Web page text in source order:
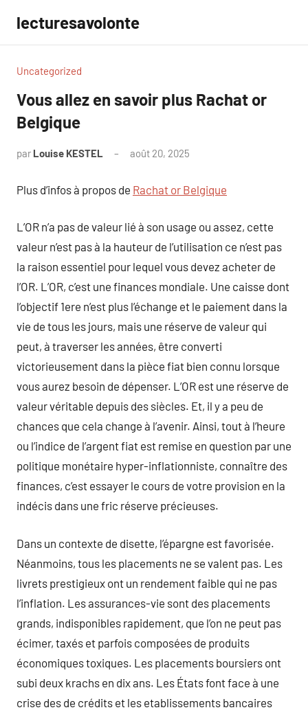
contenu
lecturesavolonte
Uncategorized
Vous allez en savoir plus Rachat or
Belgique
par Louise KESTEL août 20, 2025
Plus d’infos à propos de Rachat or Belgique
L’OR n’a pas de valeur lié à son usage ou assez, cette
valeur n’est pas à la hauteur de l’utilisation ce n’est pas
la raison essentiel pour lequel vous devez acheter de
l’OR. L’OR, c’est une finances mondiale. Une caisse dont
l’objectif 1ere n’est plus l’échange et le paiement dans la
vie de tous les jours, mais une réserve de valeur qui
peut, à traverser les années, être converti
victorieusement dans la pièce fiat bien connu lorsque
vous aurez besoin de dépenser. L’OR est une réserve de
valeur véritable depuis des siècles. Et, il y a peu de
chances que cela change à l’avenir. Ainsi, tout à l’heure
ou l’indice de l’argent fiat est remise en question par une
politique monétaire hyper-inflationniste, connaître des
finances, c’est essayer le cours de votre provision en la
indécis dans une fric réserve précieuses.
Dans un contexte de disette, l’épargne est favorisée.
Néanmoins, tous les placements ne se valent pas. Les
livrets prestigieux ont un rendement faible qui ne pas
l’inflation. Les assurances-vie sont des placements
grands, indisponibles rapidement, que l’on ne peut pas
écimer, taxés et parfois composées de produits
économiques toxiques. Les placements boursiers ont
subi deux krachs en dix ans. Les États font face à une
crise des de crédits et les etablissements bancaires